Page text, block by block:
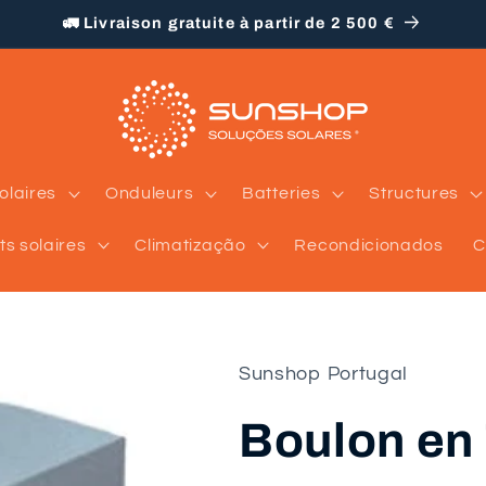
🚛 Livraison gratuite à partir de 2 500 €
Onduleurs Batteries Structures
solaires Climatização Recondicionados
Sunshop Portugal
Boulon en